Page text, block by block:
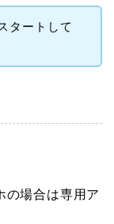
タートして
の場合は専用ア